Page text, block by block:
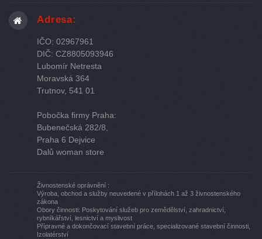
Adresa:
IČO: 02967961
DIČ: CZ8805093946
Lubomír Netresta
Moravská 364
Trutnov, 541 01
Pobočka firmy Praha:
Bubenečská 282/8,
Praha 6 Dejvice
Dalů woman store
Živnostenské oprávnění :
Výroba, obchod a služby neuvedené v přílohách 1 až 3 živnostenského
zákona
Obory činnosti: Poskytování služeb pro zemědělství, zahradnictví,
rybníkářství, lesnictví a myslivost
Přípravné a dokončovací stavební práce, specializované stavební činnosti,
Izolatérství